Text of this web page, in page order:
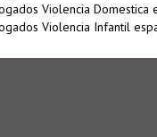
Violencia Domestica
Violencia Infantil